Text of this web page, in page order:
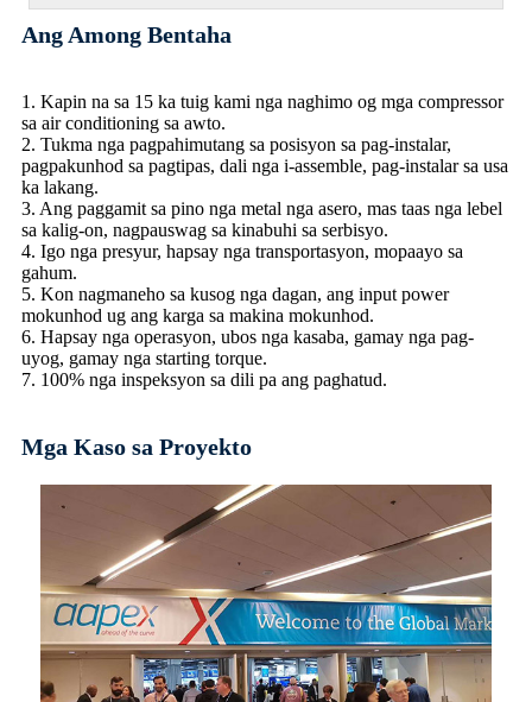
Ang Among Bentaha
1. Kapin na sa 15 ka tuig kami nga naghimo og mga compressor
sa air conditioning sa awto.
2. Tukma nga pagpahimutang sa posisyon sa pag-instalar,
pagpakunhod sa pagtipas, dali nga i-assemble, pag-instalar sa usa
ka lakang.
3. Ang paggamit sa pino nga metal nga asero, mas taas nga lebel
sa kalig-on, nagpauswag sa kinabuhi sa serbisyo.
4. Igo nga presyur, hapsay nga transportasyon, mopaayo sa
gahum.
5. Kon nagmaneho sa kusog nga dagan, ang input power
mokunhod ug ang karga sa makina mokunhod.
6. Hapsay nga operasyon, ubos nga kasaba, gamay nga pag-
uyog, gamay nga starting torque.
7. 100% nga inspeksyon sa dili pa ang paghatud.
Mga Kaso sa Proyekto